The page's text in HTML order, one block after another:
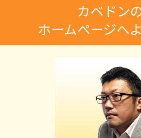
カベドン
ホームページへ